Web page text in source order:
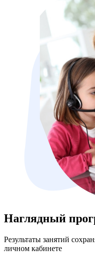
Наглядный
Результаты занятий
личном кабинете